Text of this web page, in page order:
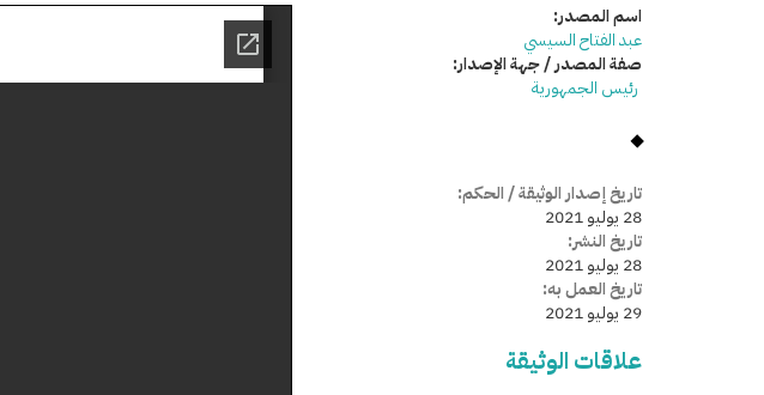
اسم المصدر:
عبد الفتاح السيسي
صفة المصدر / جهة الإصدار:
رئيس الجمهورية
تاريخ إصدار الوثيقة / الحكم:
28 يوليو 2021
تاريخ النشر:
28 يوليو 2021
تاريخ العمل به:
29 يوليو 2021
علاقات الوثيقة